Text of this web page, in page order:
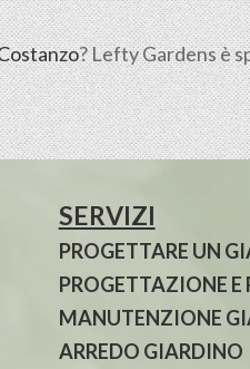
? Lefty Gardens è
SERVIZI
PROGETTARE UN
PROGETTAZIONE
MANUTENZIONE
ARREDO GIARDINO